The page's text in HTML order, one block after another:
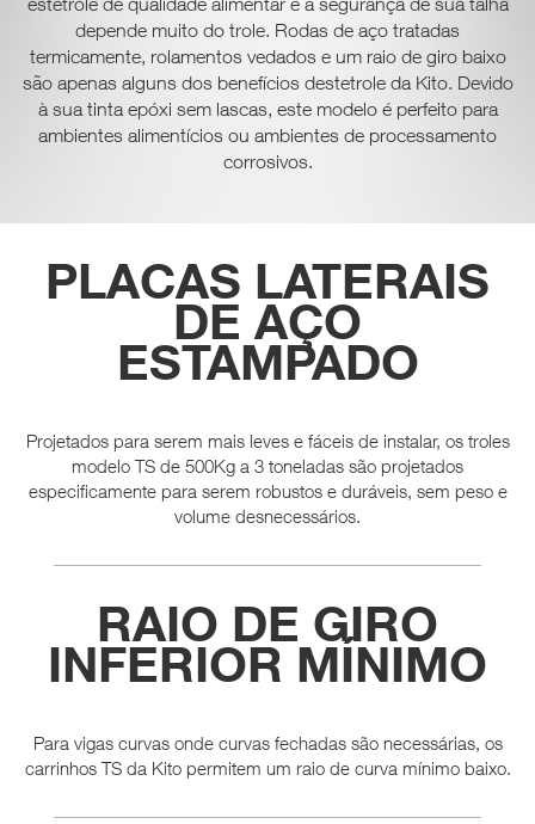
depende muito do trole. Rodas de aço tratadas
termicamente, rolamentos vedados e um raio de giro baixo
são apenas alguns dos benefícios destetrole da Kito. Devido
à sua tinta epóxi sem lascas, este modelo é perfeito para
ambientes alimentícios ou ambientes de processamento
corrosivos.
PLACAS LATERAIS
DE AÇO
ESTAMPADO
Projetados para serem mais leves e fáceis de instalar, os troles
modelo TS de 500Kg a 3 toneladas são projetados
especificamente para serem robustos e duráveis, sem peso e
volume desnecessários.
RAIO DE GIRO
INFERIOR MÍNIMO
Para vigas curvas onde curvas fechadas são necessárias, os
carrinhos TS da Kito permitem um raio de curva mínimo baixo.